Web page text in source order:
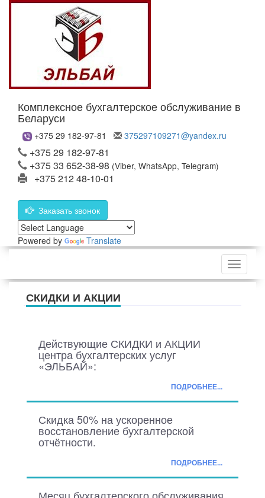
Комплексное бухгалтерское обслуживание в
Беларуси
+375 29 182-97-81 375297109271@yandex.ru
+375 29 182-97-81
+375 33 652-38-98 (Viber, WhatsApp, Telegram)
+375 212 48-10-01
Заказать звонок
Powered by Translate
Меню
СКИДКИ И АКЦИИ
Действующие СКИДКИ и АКЦИИ
центра бухгалтерских услуг
«ЭЛЬБАЙ»:
ПОДРОБНЕЕ...
Скидка 50% на ускоренное
восстановление бухгалтерской
отчётности.
ПОДРОБНЕЕ...